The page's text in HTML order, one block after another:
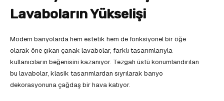
Lavaboların Yükselişi
Modern banyolarda hem estetik hem de fonksiyonel bir öğe
olarak öne çıkan çanak lavabolar, farklı tasarımlarıyla
kullanıcıların beğenisini kazanıyor. Tezgah üstü konumlandırılan
bu lavabolar, klasik tasarımlardan sıyrılarak banyo
dekorasyonuna çağdaş bir hava katıyor.